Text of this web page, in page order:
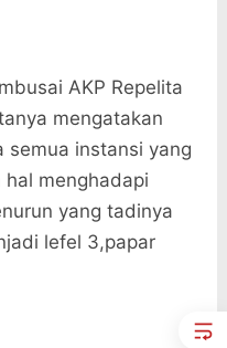
AKP Repelita
mengatakan
semua instansi yang
menghadapi
yang tadinya
lefel 3,papar